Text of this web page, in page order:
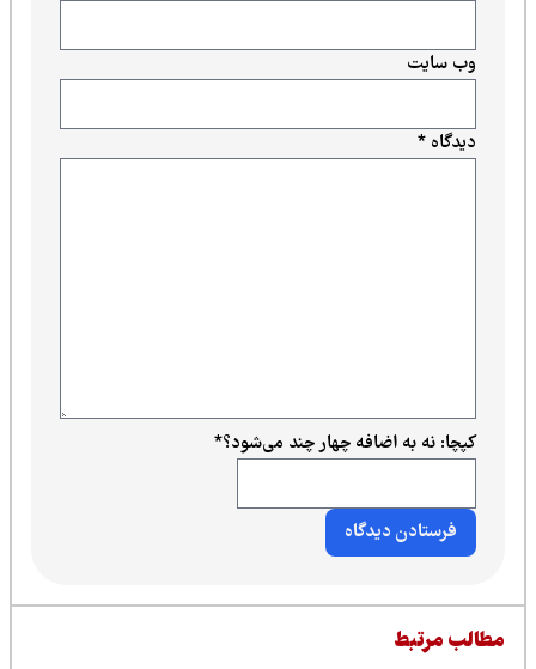
دیدگاه*
وب‌ سایت
کپچا: نه به اضافه چهار چند می‌شود؟*
مرتبط